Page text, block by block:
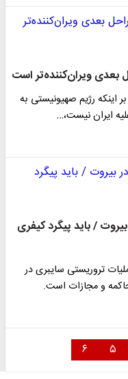
بعدی ویران‌کننده‌تر است
اینکه رژیم صهیونیستی به
ایران نیست،…
/ باید پیگرد کیفری
تروریستی سایبری در
و مجازات است‌.
۵ ۶